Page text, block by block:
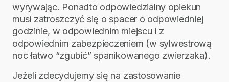
wyrywając. Ponadto odpowiedzialny opiekun
musi zatroszczyć się o spacer o odpowiedniej
godzinie, w odpowiednim miejscu i z
odpowiednim zabezpieczeniem (w sylwestrową
noc łatwo “zgubić” spanikowanego zwierzaka).
Jeżeli zdecydujemy się na zastosowanie